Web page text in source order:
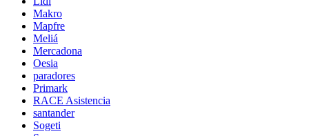
Makro
Mapfre
Meliá
Mercadona
Oesia
paradores
Primark
RACE Asistencia
santander
Sogeti